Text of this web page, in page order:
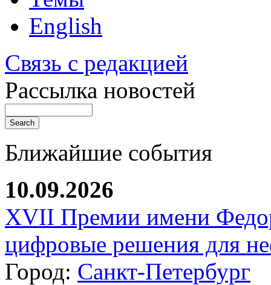
English
Связь с редакцией
Рассылка новостей
Ближайшие события
10.09.2026
XVII Премии имени
цифровые решения для
Город: Санкт-Петербург